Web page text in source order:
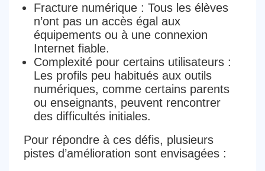
Fracture numérique: Tous les élèves
n’ont pas un accès égal aux
équipements ou à une connexion
Internet fiable.
Complexité pour certains utilisateurs:
Les profils peu habitués aux outils
numériques, comme certains parents
ou enseignants, peuvent rencontrer
des difficultés initiales.
Pour répondre à ces défis, plusieurs
pistes d’amélioration sont envisagées :